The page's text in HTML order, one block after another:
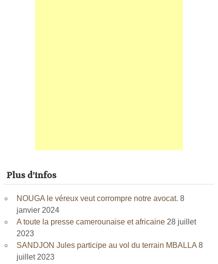
Plus d’infos
NOUGA le véreux veut corrompre notre avocat. 8
janvier 2024
A toute la presse camerounaise et africaine 28 juillet
2023
SANDJON Jules participe au vol du terrain MBALLA 8
juillet 2023